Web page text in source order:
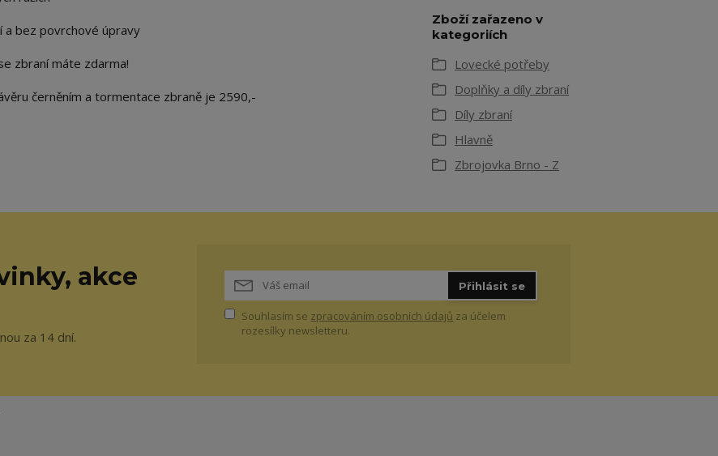
a bez povrchové úpravy
zbraní máte zdarma!
černěním a tormentace zbraně je 2590,-
Zboží zařazeno v
kategoriích
Lovecké potřeby
Doplňky a díly zbraní
Díly zbraní
Hlavně
Zbrojovka Brno - Z
akce
za 14 dní.
Přihlásit se
Souhlasím se zpracováním osobních údajů za účelem
rozesílky newsletteru.